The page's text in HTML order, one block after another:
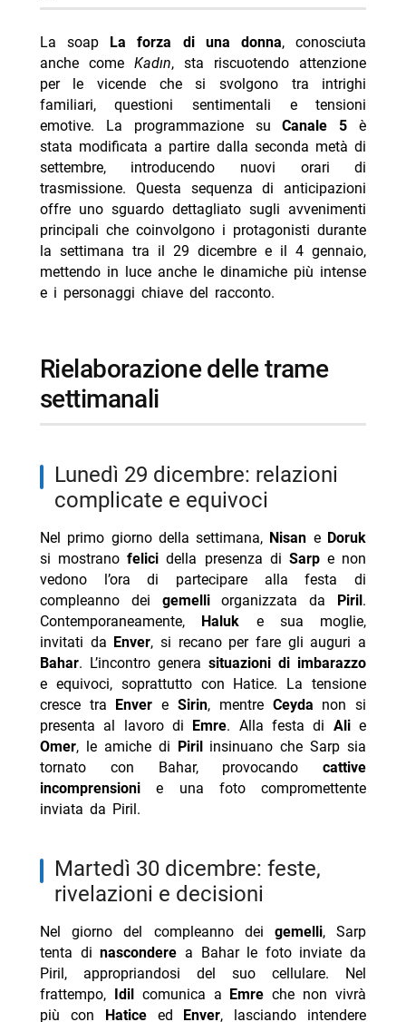
anticipazioni
- come e dove seguire la forza di una donna
- personaggi principali e cast
-- Scopri di più da Jump the shark
-- RispondiAnnulla risposta
- Beautiful puntata oggi 8 agosto 2026 Canale 5
- Reazione a catena oggi 8 agosto 2026 Rai 1 Liorni
- Programmi TV oggi sabato 8 agosto 2026 daytime
- Tempesta d’Amore Markus ricatta Christoph
La soap La forza di una donna, conosciuta
anche come Kadın, sta riscuotendo attenzione
per le vicende che si svolgono tra intrighi
familiari, questioni sentimentali e tensioni
emotive. La programmazione suCanale 5 è
stata modificata a partire dalla seconda metà di
settembre, introducendo nuovi orari di
trasmissione. Questa sequenza di anticipazioni
offre uno sguardo dettagliato sugli avvenimenti
principali che coinvolgono i protagonisti durante
la settimana tra il 29 dicembre e il 4 gennaio,
mettendo in luce anche le dinamiche più intense
e i personaggi chiave del racconto.
rielaborazione delle trame
settimanali
lunedì 29 dicembre: relazioni
complicate e equivoci
Nel primo giorno della settimana, Nisan e Doruk
si mostranofelici della presenza di Sarpe non
vedono l’ora di partecipare alla festa di
compleanno dei gemelliorganizzata da Piril.
Contemporaneamente, Haluk e sua moglie,
invitati da Enver, si recano per fare gli auguri a
Bahar. L’incontro generasituazioni di imbarazzo
e equivoci, soprattutto con Hatice. La tensione
cresce tra Enver e Sirin, mentre Ceyda non si
presenta al lavoro di Emre. Alla festa di Alie
Omer, le amiche di Pirilinsinuano che Sarp sia
tornato con Bahar, provocandocattive
incomprensionie una foto compromettente
inviata da Piril.
martedì 30 dicembre: feste,
rivelazioni e decisioni
Nel giorno del compleanno dei gemelli, Sarp
tenta dinascondere a Bahar le foto inviate da
Piril, appropriandosi del suo cellulare. Nel
frattempo, Idilcomunica a Emre che non vivrà
più con Haticeed Enver, lasciando intendere